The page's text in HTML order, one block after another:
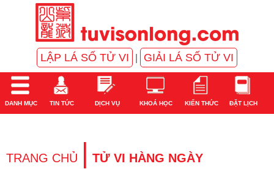
LẬP LÁ SỐ TỬ VI GIẢI LÁ SỐ TỬ VI
DANH MỤC TIN TỨC DỊCH VỤ KHOÁ HỌC KIẾN THỨC ĐẶT LỊCH
TRANG CHỦ | TỬ VI HÀNG NGÀY